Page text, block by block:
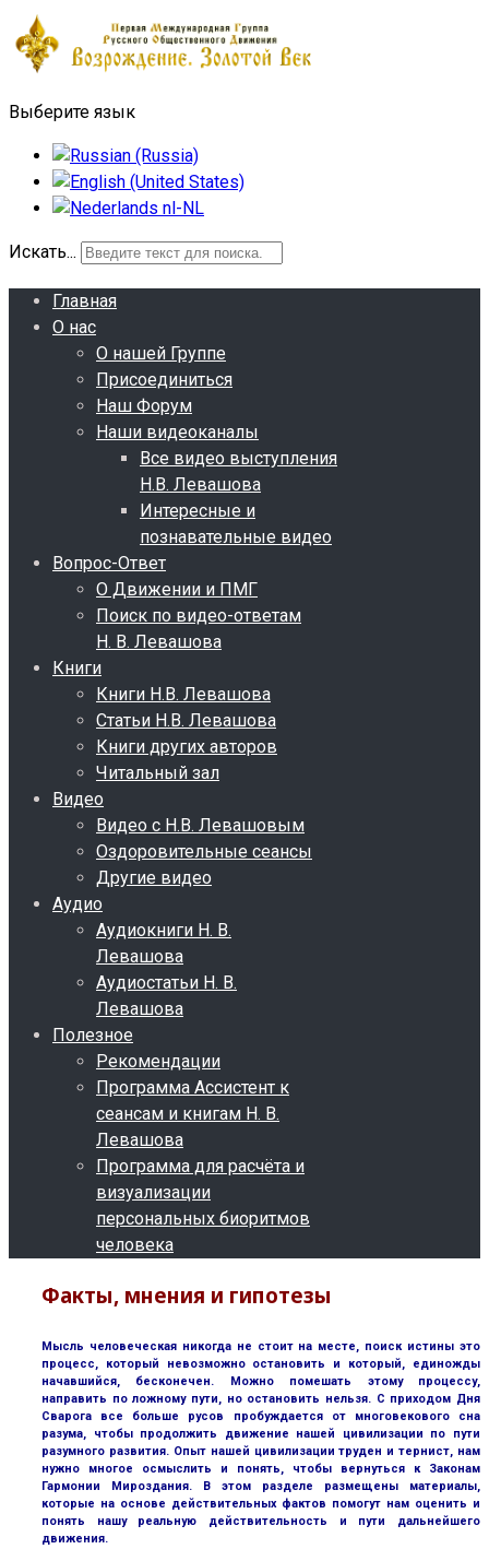
Выберите язык
Искать...
Главная
О нас
О нашей Группе
Присоединиться
Наш Форум
Наши видеоканалы
Все видео выступления
Н.В. Левашова
Интересные и
познавательные видео
Вопрос-Ответ
О Движении и ПМГ
Поиск по видео-ответам
Н. В. Левашова
Книги
Книги Н.В. Левашова
Статьи Н.В. Левашова
Книги других авторов
Читальный зал
Видео
Видео с Н.В. Левашовым
Оздоровительные сеансы
Другие видео
Аудио
Аудиокниги Н. В.
Левашова
Аудиостатьи Н. В.
Левашова
Полезное
Рекомендации
Программа Ассистент к
сеансам и книгам Н. В.
Левашова
Программа для расчёта и
визуализации
персональных биоритмов
человека
Факты, мнения и гипотезы
Мысль человеческая никогда не стоит на месте, поиск истины это
процесс, который невозможно остановить и который, единожды
начавшийся, бесконечен. Можно помешать этому процессу,
направить по ложному пути, но остановить нельзя. С приходом Дня
Сварога все больше русов пробуждается от многовекового сна
разума, чтобы продолжить движение нашей цивилизации по пути
разумного развития. Опыт нашей цивилизации труден и тернист, нам
нужно многое осмыслить и понять, чтобы вернуться к Законам
Гармонии Мироздания. В этом разделе размещены материалы,
которые на основе действительных фактов помогут нам оценить и
понять нашу реальную действительность и пути дальнейшего
движения.